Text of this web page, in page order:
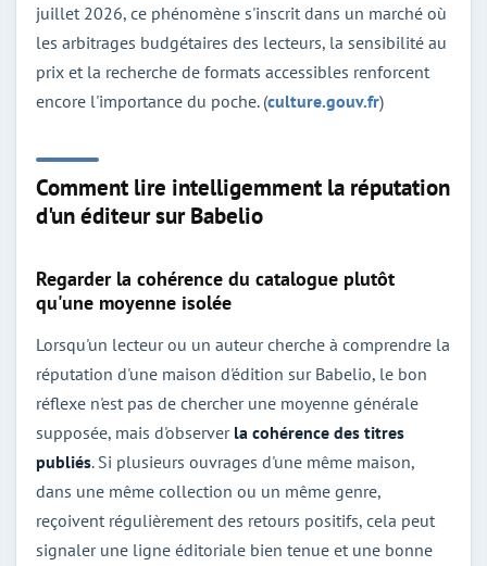
juillet 2026, ce phénomène s'inscrit dans un marché où
les arbitrages budgétaires des lecteurs, la sensibilité au
prix et la recherche de formats accessibles renforcent
encore l'importance du poche. (culture.gouv.fr)
Comment lire intelligemment la réputation
d'un éditeur sur Babelio
Regarder la cohérence du catalogue plutôt
qu'une moyenne isolée
Lorsqu'un lecteur ou un auteur cherche à comprendre la
réputation d'une maison d'édition sur Babelio, le bon
réflexe n'est pas de chercher une moyenne générale
supposée, mais d'observer la cohérence des titres
publiés. Si plusieurs ouvrages d'une même maison,
dans une même collection ou un même genre,
reçoivent régulièrement des retours positifs, cela peut
signaler une ligne éditoriale bien tenue et une bonne